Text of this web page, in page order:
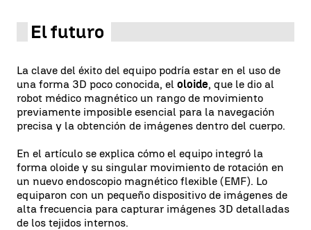
El futuro
La clave del éxito del equipo podría estar en el uso de
una forma 3D poco conocida, el oloide, que le dio al
robot médico magnético un rango de movimiento
previamente imposible esencial para la navegación
precisa y la obtención de imágenes dentro del cuerpo.
En el artículo se explica cómo el equipo integró la
forma oloide y su singular movimiento de rotación en
un nuevo endoscopio magnético flexible (EMF). Lo
equiparon con un pequeño dispositivo de imágenes de
alta frecuencia para capturar imágenes 3D detalladas
de los tejidos internos.